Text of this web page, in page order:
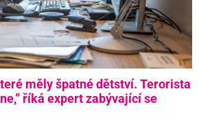
měly špatné dětství. Terorista
říká expert zabývající se